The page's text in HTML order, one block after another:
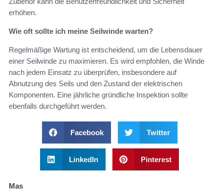
erhöhen.
Wie oft sollte ich meine Seilwinde warten?
Regelmäßige Wartung ist entscheidend, um die Lebensdauer
einer Seilwinde zu maximieren. Es wird empfohlen, die Winde
nach jedem Einsatz zu überprüfen, insbesondere auf
Abnutzung des Seils und den Zustand der elektrischen
Komponenten. Eine jährliche gründliche Inspektion sollte
ebenfalls durchgeführt werden.
Facebook Twitter
LinkedIn Pinterest
Mas